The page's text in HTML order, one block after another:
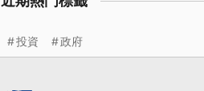
投資 政府